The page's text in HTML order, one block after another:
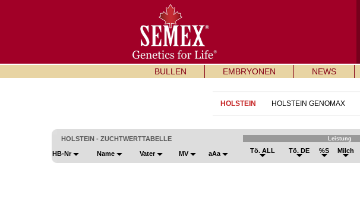
BULLEN EMBRYONEN NEWS
HOLSTEIN HOLSTEIN GENOMAX
HOLSTEIN - ZUCHTWERTTABELLE Leistung
HB-Nr Name Vater MV aAa Tö. ALL Tö. DE %S Milch